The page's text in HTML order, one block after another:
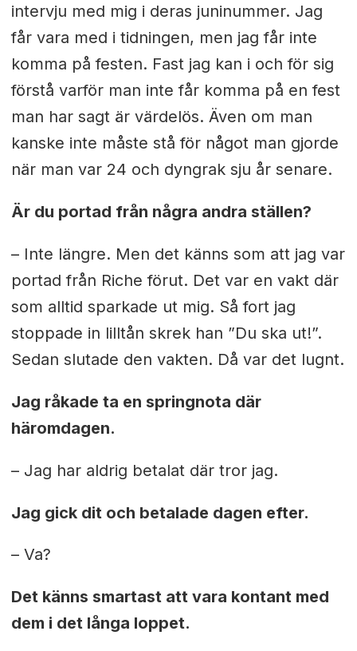
intervju med mig i deras juninummer. Jag
får vara med i tidningen, men jag får inte
komma på festen. Fast jag kan i och för sig
förstå varför man inte får komma på en fest
man har sagt är värdelös. Även om man
kanske inte måste stå för något man gjorde
när man var 24 och dyngrak sju år senare.
Är du portad från några andra ställen?
– Inte längre. Men det känns som att jag var
portad från Riche förut. Det var en vakt där
som alltid sparkade ut mig. Så fort jag
stoppade in lilltån skrek han ”Du ska ut!”.
Sedan slutade den vakten. Då var det lugnt.
Jag råkade ta en springnota där
häromdagen.
– Jag har aldrig betalat där tror jag.
Jag gick dit och betalade dagen efter.
– Va?
Det känns smartast att vara kontant med
dem i det långa loppet.